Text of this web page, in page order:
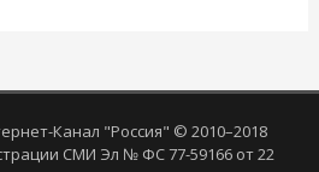
Канал "Россия" © 2010–2018
СМИ Эл № ФС 77-59166 от 22